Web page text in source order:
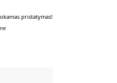
pristatymas!